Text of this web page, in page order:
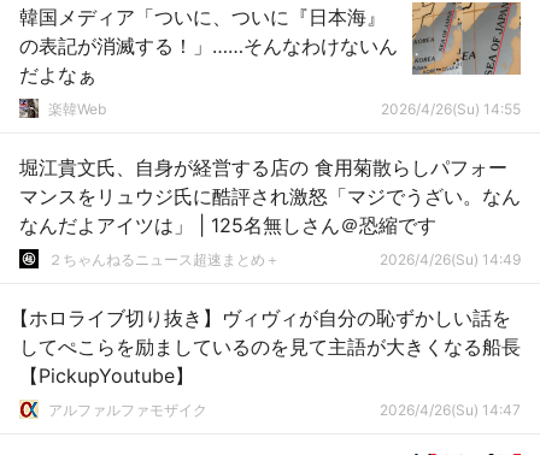
韓国メディア「ついに、ついに『日本海』
の表記が消滅する！」……そんなわけないん
だよなぁ
楽韓Web 2026/4/26(Su) 14:55
堀江貴文氏、自身が経営する店の 食用菊散らしパフォー
マンスをリュウジ氏に酷評され激怒「マジでうざい。なん
なんだよアイツは」 | 125名無しさん＠恐縮です
２ちゃんねるニュース超速まとめ＋ 2026/4/26(Su) 14:49
【ホロライブ切り抜き】ヴィヴィが自分の恥ずかしい話を
してぺこらを励ましているのを見て主語が大きくなる船長
【PickupYoutube】
アルファルファモザイク 2026/4/26(Su) 14:47